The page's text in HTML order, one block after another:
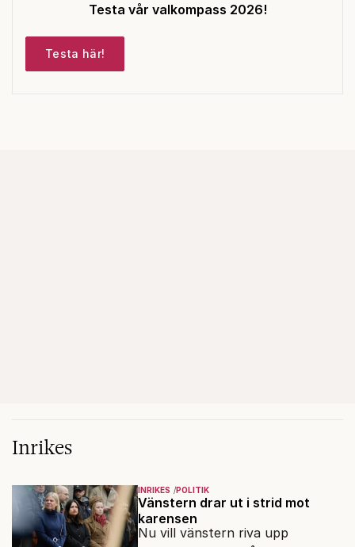
Testa vår valkompass 2026!
Testa här!
Inrikes
INRIKES POLITIK
Vänstern drar ut i strid mot
karensen
Nu vill vänstern riva upp